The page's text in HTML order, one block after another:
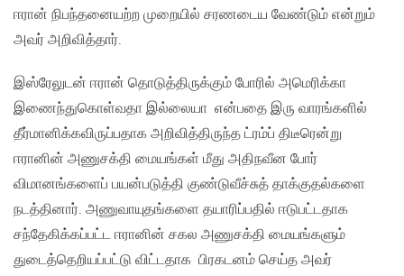
ஈரான் நிபந்தனையற்ற முறையில் சரணடைய வேண்டும் என்றும்
அவர் அறிவித்தார்.
இஸ்ரேலுடன் ஈரான் தொடுத்திருக்கும் போரில் அமெரிக்கா
இணைந்துகொள்வதா இல்லையா என்பதை இரு வாரங்களில்
தீர்மானிக்கவிருப்பதாக அறிவித்திருந்த ட்ரம்ப் திடீரென்று
ஈரானின் அணுசக்தி மையங்கள் மீது அதிநவீன போர்
விமானங்களைப் பயன்படுத்தி குண்டுவீச்சுத் தாக்குதல்களை
நடத்தினார். அணுவாயுதங்களை தயாரிப்பதில் ஈடுபட்டதாக
சந்தேகிக்கப்பட்ட ஈரானின் சகல அணுசக்தி மையங்களும்
துடைத்தெறியப்பட்டு விட்டதாக பிரகடனம் செய்த அவர்